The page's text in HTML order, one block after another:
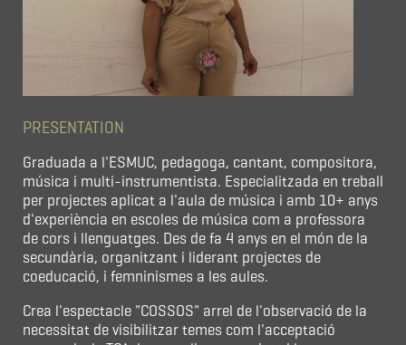
PRESENTATION
Graduada a l'ESMUC, pedagoga, cantant, compositora,
música i multi-instrumentista. Especialitzada en treball
per projectes aplicat a l'aula de música i amb 10+ anys
d'experiència en escoles de música com a professora
de cors i llenguatges. Des de fa 4 anys en el món de la
secundària, organitzant i liderant projectes de
coeducació, i femninismes a les aules.
Crea l'espectacle "COSSOS" arrel de l'observació de la
necessitat de visibilitzar temes com l'acceptació